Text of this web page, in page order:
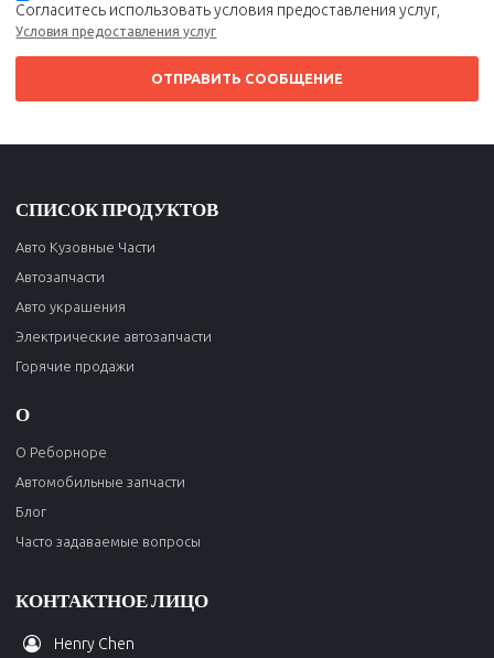
Согласитесь использовать условия предоставления услуг,
Условия предоставления услуг
ОТПРАВИТЬ СООБЩЕНИЕ
СПИСОК ПРОДУКТОВ
Авто Кузовные Части
Автозапчасти
Авто украшения
Электрические автозапчасти
Горячие продажи
О
О Реборноре
Автомобильные запчасти
Блог
Часто задаваемые вопросы
КОНТАКТНОЕ ЛИЦО
Henry Chen